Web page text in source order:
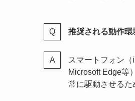
推奨される動作環
スマートフォン
Microsoft Edge等
常に駆動させるた